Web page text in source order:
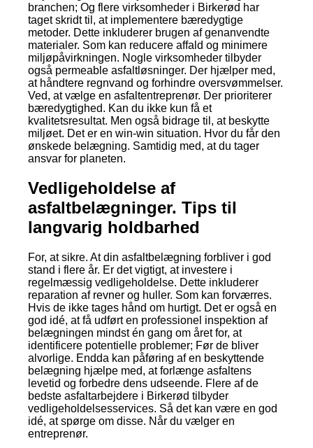
branchen; Og flere virksomheder i Birkerød har
taget skridt til, at implementere bæredygtige
metoder. Dette inkluderer brugen af genanvendte
materialer. Som kan reducere affald og minimere
miljøpåvirkningen. Nogle virksomheder tilbyder
også permeable asfaltløsninger. Der hjælper med,
at håndtere regnvand og forhindre oversvømmelser.
Ved, at vælge en asfaltentreprenør. Der prioriterer
bæredygtighed. Kan du ikke kun få et
kvalitetsresultat. Men også bidrage til, at beskytte
miljøet. Det er en win-win situation. Hvor du får den
ønskede belægning. Samtidig med, at du tager
ansvar for planeten.
Vedligeholdelse af
asfaltbelægninger. Tips til
langvarig holdbarhed
For, at sikre. At din asfaltbelægning forbliver i god
stand i flere år. Er det vigtigt, at investere i
regelmæssig vedligeholdelse. Dette inkluderer
reparation af revner og huller. Som kan forværres.
Hvis de ikke tages hånd om hurtigt. Det er også en
god idé, at få udført en professionel inspektion af
belægningen mindst én gang om året for, at
identificere potentielle problemer; Før de bliver
alvorlige. Endda kan påføring af en beskyttende
belægning hjælpe med, at forlænge asfaltens
levetid og forbedre dens udseende. Flere af de
bedste asfaltarbejdere i Birkerød tilbyder
vedligeholdelsesservices. Så det kan være en god
idé, at spørge om disse. Når du vælger en
entreprenør.